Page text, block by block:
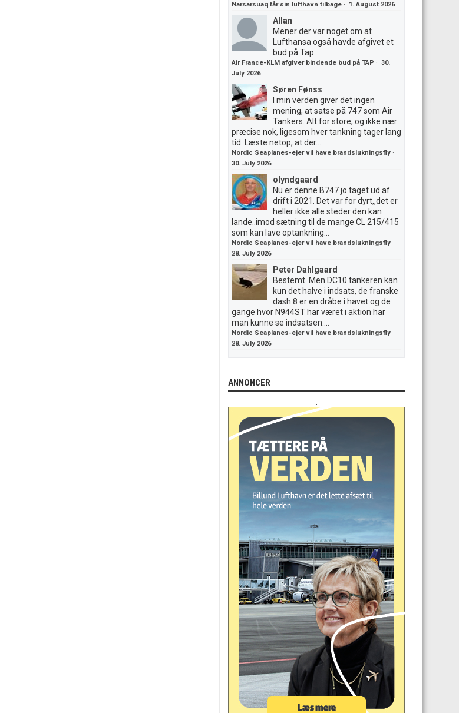
Narsarsuaq får sin lufthavn tilbage · 1. August 2026
Allan
Mener der var noget om at
Lufthansa også havde afgivet et
bud på Tap
Air France-KLM afgiver bindende bud på TAP · 30.
July 2026
Søren Fønss
I min verden giver det ingen
mening, at satse på 747 som Air
Tankers. Alt for store, og ikke nær
præcise nok, ligesom hver tankning tager lang
tid. Læste netop, at der...
Nordic Seaplanes-ejer vil have brandslukningsfly ·
30. July 2026
olyndgaard
Nu er denne B747 jo taget ud af
drift i 2021. Det var for dyrt,,det er
heller ikke alle steder den kan
lande..imod sætning til de mange CL 215/415
som kan lave optankning...
Nordic Seaplanes-ejer vil have brandslukningsfly ·
28. July 2026
Peter Dahlgaard
Bestemt. Men DC10 tankeren kan
kun det halve i indsats, de franske
dash 8 er en dråbe i havet og de
gange hvor N944ST har været i aktion har
man kunne se indsatsen....
Nordic Seaplanes-ejer vil have brandslukningsfly ·
28. July 2026
ANNONCER